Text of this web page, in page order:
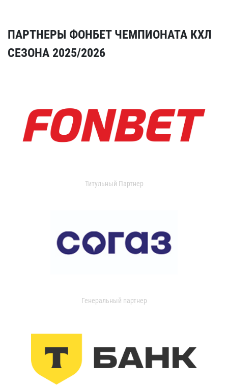
ПАРТНЕРЫ ФОНБЕТ ЧЕМПИОНАТА КХЛ
СЕЗОНА 2025/2026
Титульный Партнер
Генеральный партнер